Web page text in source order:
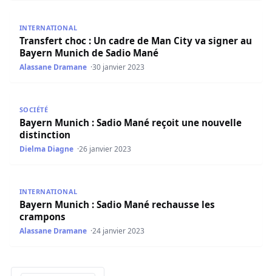
INTERNATIONAL
Transfert choc : Un cadre de Man City va signer au
Bayern Munich de Sadio Mané
Alassane Dramane 30 janvier 2023
SOCIÉTÉ
Bayern Munich : Sadio Mané reçoit une nouvelle
distinction
Dielma Diagne 26 janvier 2023
INTERNATIONAL
Bayern Munich : Sadio Mané rechausse les
crampons
Alassane Dramane 24 janvier 2023